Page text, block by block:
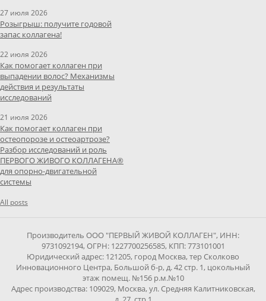
27 июля 2026
Розыгрыш: получите годовой
запас коллагена!
22 июля 2026
Как помогает коллаген при
выпадении волос? Механизмы
действия и результаты
исследований
21 июля 2026
Как помогает коллаген при
остеопорозе и остеоартрозе?
Разбор исследований и роль
ПЕРВОГО ЖИВОГО КОЛЛАГЕНА®
для опорно-двигательной
системы
All posts
Производитель ООО "ПЕРВЫЙ ЖИВОЙ КОЛЛАГЕН", ИНН:
9731092194, ОГРН: 1227700256585, КПП: 773101001
Юридический адрес: 121205, город Москва, тер Сколково
Инновационного Центра, Большой б-р, д. 42 стр. 1, цокольный
этаж помещ. №156 р.м.№10
Адрес производства: 109029, Москва, ул. Средняя Калитниковская,